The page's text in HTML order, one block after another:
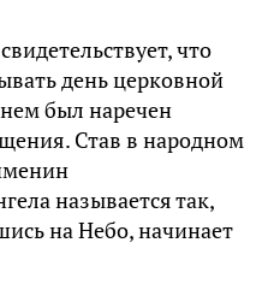
что
день церковной
был наречен
Став в народном
называется так,
на Небо, начинает